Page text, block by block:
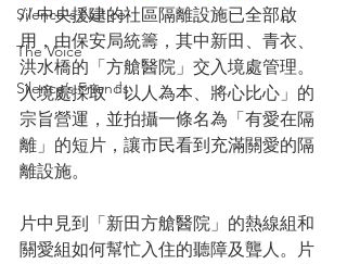
Silence's Notice
The Voice
Silence’s Friends
// 中央援建的社區隔離設施已全部啟
用，由保安局統籌，其中新田、青衣、
洪水橋的「方艙醫院」交入境處管理。
入境處採取「以人為本、將心比心」的
宗旨營運，並拍攝一條名為「有愛在隔
離」的短片，讓市民看到充滿關愛的隔
離設施。
片中見到「新田方艙醫院」的熱線組和
關愛組如何幫忙入住的聽障及聾人。片